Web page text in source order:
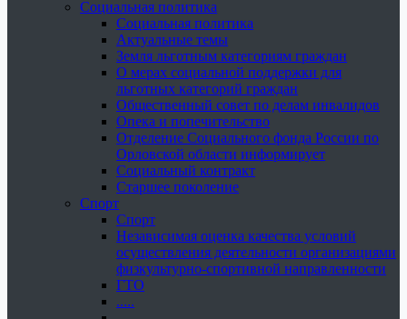
Социальная политика
Социальная политика
Актуальные темы
Земля льготным категориям граждан
О мерах социальной поддержки для
льготных категорий граждан
Общественный совет по делам инвалидов
Опека и попечительство
Отделение Социального фонда России по
Орловской области информирует
Социальный контракт
Старшее поколение
Спорт
Спорт
Независимая оценка качества условий
осуществления деятельности организациями
физкультурно-спортивной направленности
ГТО
.....